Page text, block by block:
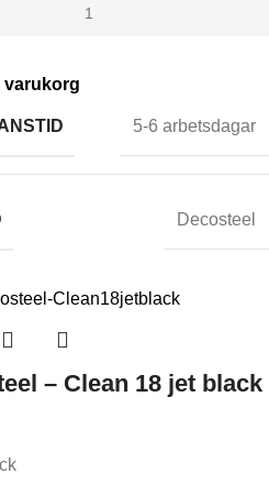
varukorg
5-6 arbetsdagar
Decosteel
– Clean 18 jet black